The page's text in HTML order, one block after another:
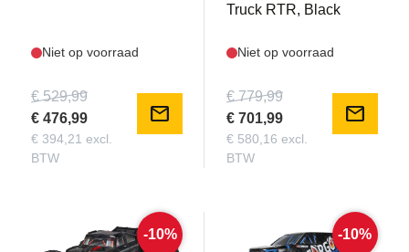
Niet op voorraad
€ 529,99
€ 476,99
€ 394,21 excl.
BTW
mail
Truck RTR, Black
Niet op voorraad
€ 779,99
€ 701,99
€ 580,16 excl.
BTW
mail
-10% -10%